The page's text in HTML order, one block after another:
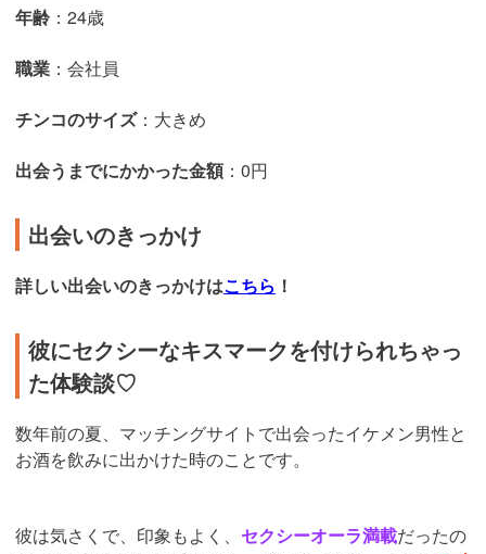
年齢 ：24歳
職業 ：会社員
チンコのサイズ：大きめ
出会うまでにかかった金額：0円
出会いのきっかけ
詳しい出会いのきっかけはこちら ！
彼にセクシーなキスマークを付けられちゃっ
た体験談♡
数年前の夏、マッチングサイトで出会ったイケメン男性と
お酒を飲みに出かけた時のことです。
彼は気さくで、印象もよく、 セクシーオーラ満載だったの